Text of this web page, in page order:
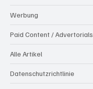
Werbung
Paid Content / Advertorials
Alle Artikel
Datenschutzrichtlinie